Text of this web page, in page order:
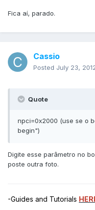
Fica aí, parado.
Cassio
Posted July 23,
Quote
npci=0x2000 (use se o
begin")
Digite esse parâmetro no
poste outra foto.
-Guides and Tutorials